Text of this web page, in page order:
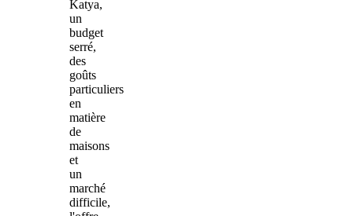
Katya,
un
budget
serré,
des
goûts
particuliers
en
matière
de
maisons
et
un
marché
difficile,